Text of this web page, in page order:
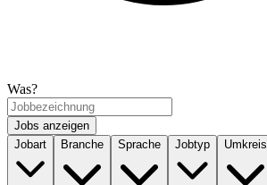
Was?
Jobs anzeigen
Jobart
Branche Sprache Jobtyp Umkreis